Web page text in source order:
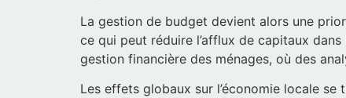
La gestion de budget devient alors une
ce qui peut réduire l’afflux de capitaux
gestion financière des ménages, où des
Les effets globaux sur l’économie locale